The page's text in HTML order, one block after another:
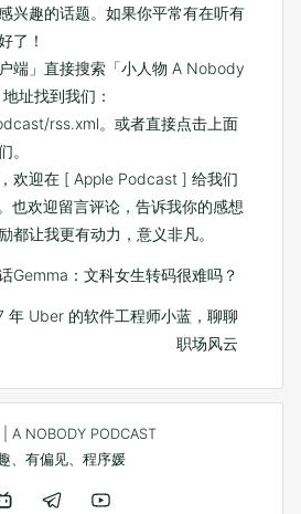
兴趣的话题。如果你平常有在听有
了！
端」直接搜索「小人物 A Nobody
址找到我们：
rss.xml。或者直接点击上面
。
欢迎在 [ Apple Podcast ] 给我们
迎留言评论，告诉我你的感想
都让我更有动力，意义非凡。
Gemma：文科女生转码很难吗？
年 Uber 的软件工程师小蓝，聊聊
职场风云
、有偏见、程序媛